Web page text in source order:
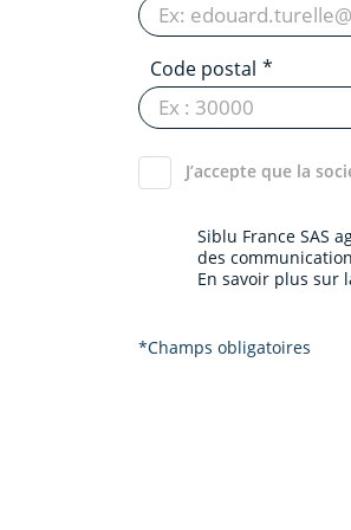
Code postal
J’accepte que la
Siblu France SAS
des
En savoir plus sur
*Champs obligatoires